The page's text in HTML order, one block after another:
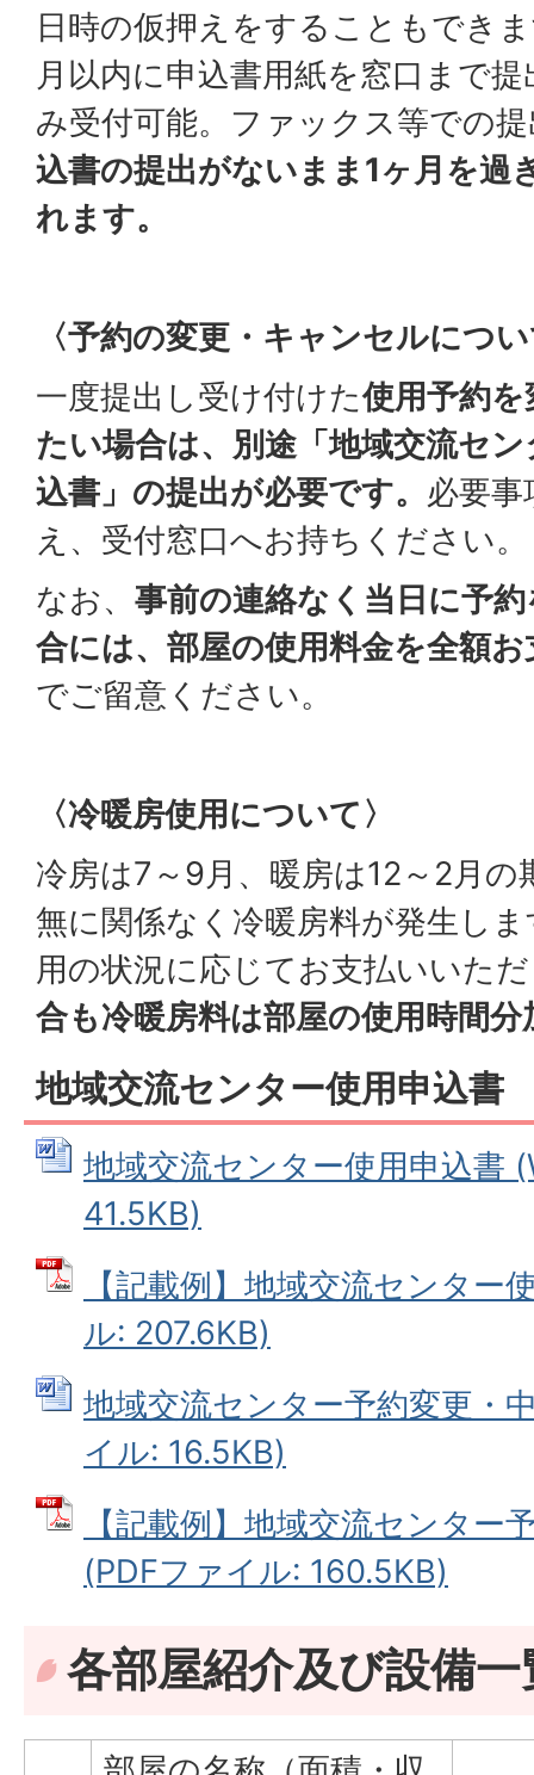
日時の仮押えをすることもでき
月以内に申込書用紙を窓口まで
み受付可能。ファックス等での
込書の提出がないまま1ヶ月を過
れます。
〈予約の変更・キャンセルにつ
一度提出し受け付けた使用予約
たい場合は、別途「地域交流セ
込書」の提出が必要です。 必要
え、受付窓口へお持ちください。
なお、 事前の連絡なく当日に予
合には、部屋の使用料金を全額
でご留意ください。
〈冷暖房使用について〉
冷房は7～9月、暖房は12～2月の
無に関係なく冷暖房料が発生し
用の状況に応じてお支払いいた
合も冷暖房料は部屋の使用時間
地域交流センター使用申込書
地域交流センター使用申込書
41.5KB)
【記載例】地域交流センター
ル: 207.6KB)
地域交流センター予約変更・
イル: 16.5KB)
【記載例】地域交流センター
(PDFファイル: 160.5KB)
各部屋紹介及び設備一